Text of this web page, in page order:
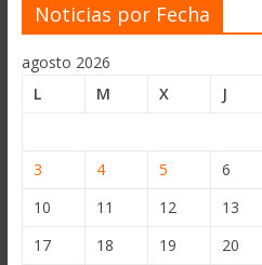
Noticias por Fecha
agosto 2026
L
M X J
3
4 5 6
10
11 12 13
17
18 19 20